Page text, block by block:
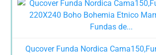
Qucover Funda Nordica